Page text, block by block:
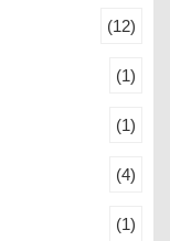
(12)
(1)
(1)
(4)
(1)